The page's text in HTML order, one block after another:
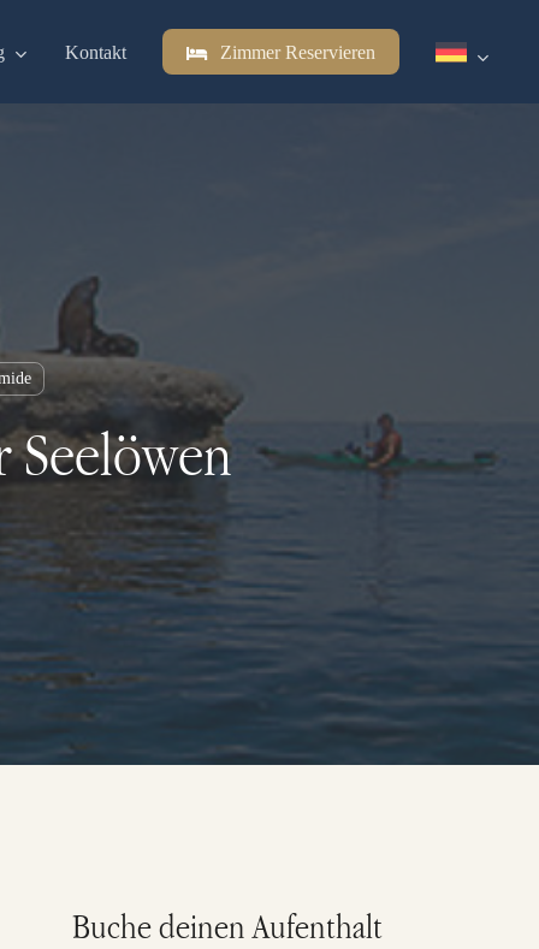
Kontakt Zimmer Reservieren
Buche deinen Aufenthalt